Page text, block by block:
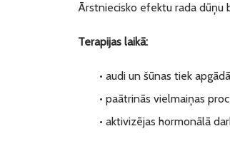
Ārstniecisko efektu rada dūņu
Terapijas laikā:
• audi un šūnas tiek
• paātrinās vielmaiņas
• aktivizējas hormonālā